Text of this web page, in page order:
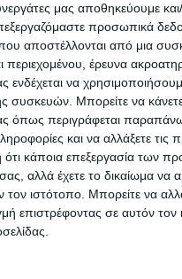
μας αποθηκεύουμε
προσωπικά
αποστέλλονται από μια
περιεχομένου, έρευνα
ενδέχεται να
Μπορείτε να κάνετε
όπως περιγράφεται
και να αλλάξετε τις
κάποια επεξεργασία των
αλλά έχετε το δικαίωμα να
τον ιστότοπο. Μπορείτε να
επιστρέφοντας σε αυτόν
ΝΕΟΣ ΑΓΩΝ
της Καρδίτσας και